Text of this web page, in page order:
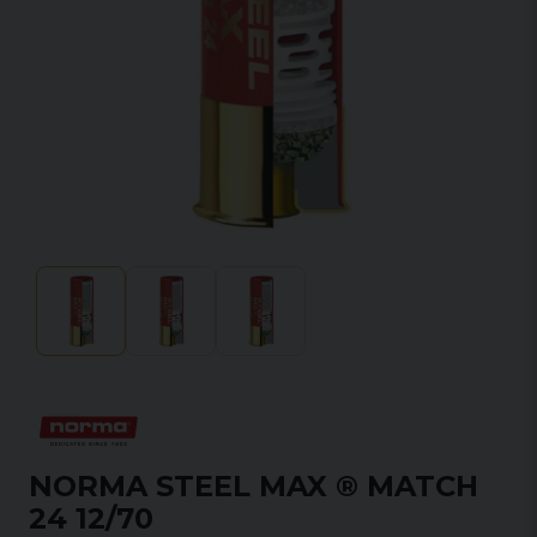
NORMA STEEL MAX ® MATCH
24 12/70